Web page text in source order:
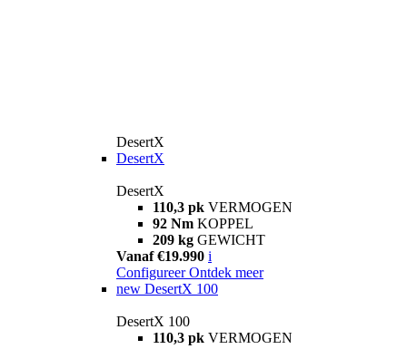
DesertX
DesertX
DesertX
110,3 pk VERMOGEN
92 Nm KOPPEL
209 kg GEWICHT
Vanaf €19.990 i
Configureer Ontdek meer
new DesertX 100
DesertX 100
110,3 pk VERMOGEN